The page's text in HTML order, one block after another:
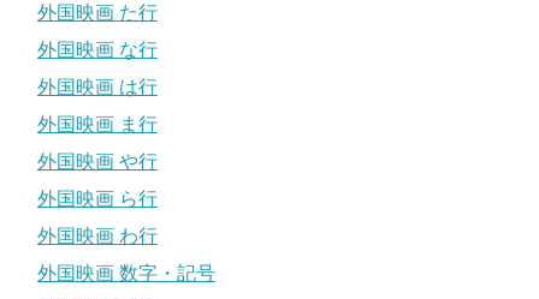
外国映画 た行
外国映画 な行
外国映画 は行
外国映画 ま行
外国映画 や行
外国映画 ら行
外国映画 わ行
外国映画 数字・記号